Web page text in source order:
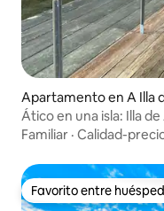
Apartamento en A Illa
Ático en una isla: Illa
Familiar · Calidad-
Favorito entre
Favorito entre